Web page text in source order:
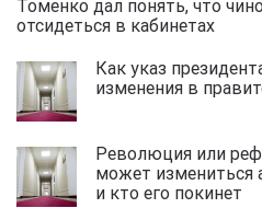
Томенко дал понять, что
отсидеться в кабинетах
Как указ
изменения в
Революция или
может измениться
и кто его покинет